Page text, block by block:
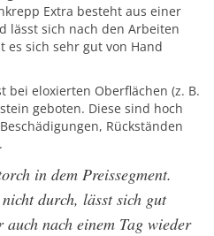
Extra besteht aus einer
lässt sich nach den Arbeiten
es sich sehr gut von Hand
bei eloxierten Oberflächen (z. B.
geboten. Diese sind hoch
Rückständen
in dem Preissegment.
durch, lässt sich gut
nach einem Tag wieder